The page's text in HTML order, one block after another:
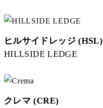
ヒルサイドレッジ (HSL)
HILLSIDE LEDGE
クレマ (CRE)